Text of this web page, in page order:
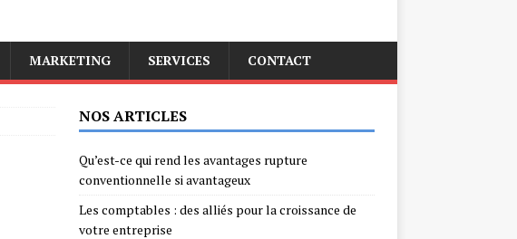
MARKETING SERVICES CONTACT
NOS ARTICLES
Qu’est-ce qui rend les avantages rupture
conventionnelle si avantageux
Les comptables : des alliés pour la croissance de
votre entreprise